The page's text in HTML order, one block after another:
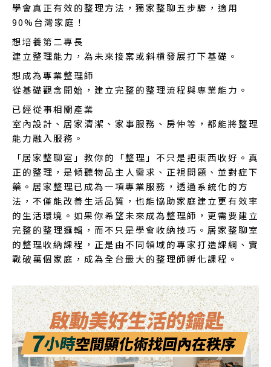
學會真正有效的整理方法，獨家整聊五步驟，適用
90%台灣家庭！
想培養第二專長
建立整理能力，為未來接案或斜槓發展打下基礎。
想成為專業整理師
從基礎觀念開始，建立完整的整理流程與專業能力。
已經從事相關產業
室內設計、居家清潔、家事服務、房仲等，都能將整理
能力融入服務。
「居家整聊室」教你的「整理」不只是把東西收好。真
正的整理，是傾聽物品主人需求、正視問題、並對症下
藥。居家整理已成為一項專業服務，透過系統化的方
法，不僅能改善生活品質，也能協助家庭建立更有效率
的生活環境。如果你希望未來成為整理師，更需要建立
完整的整理邏輯，而不只是學會收納技巧。居家整聊室
的整理收納課程，正是由不同領域的專家打造課綱、實
戰破萬個家庭，成為全台最大的整理師孵化課程。